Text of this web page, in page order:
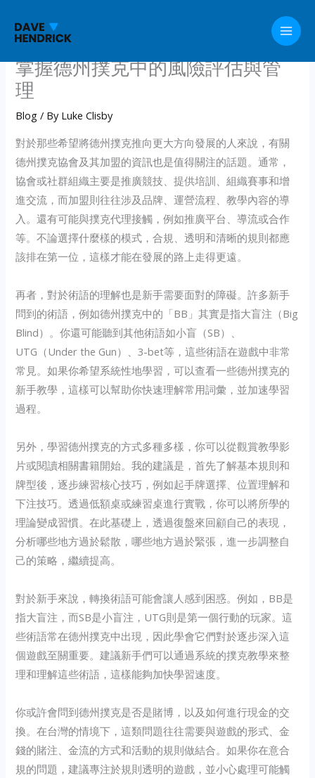
content
掌握德州撲克中的風險評估與管
理
Blog / By Luke Clisby
對於那些希望將德州撲克推向更大方向發展的人來說，有關
德州撲克協會及其加盟的資訊也是值得關注的話題。通常，
協會或社群組織主要是推廣競技、提供培訓、組織賽事和增
進交流，而加盟則往往涉及品牌、運營流程、教學內容的導
入。還有可能與撲克代理接觸，例如推廣平台、導流或合作
等。不論選擇什麼樣的模式，合規、透明和清晰的規則都應
該排在第一位，這樣才能在發展的路上走得更遠。
再者，對於術語的理解也是新手需要面對的障礙。許多新手
問到的術語，例如德州撲克中的「BB」其實是指大盲注（Big
Blind）。你還可能聽到其他術語如小盲（SB）、
UTG（Under the Gun）、3-bet等，這些術語在遊戲中非常
常見。如果你希望系統性地學習，可以查看一些德州撲克的
新手教學，這樣可以幫助你快速理解常用詞彙，並加速學習
過程。
另外，學習德州撲克的方式多種多樣，你可以從觀賞教學影
片或閱讀相關書籍開始。我的建議是，首先了解基本規則和
牌型後，逐步練習核心技巧，例如起手牌選擇、位置理解和
下注技巧。透過低額桌或練習桌進行實戰，你可以將所學的
理論變成習慣。在此基礎上，透過復盤來回顧自己的表現，
分析哪些地方過於鬆散，哪些地方過於緊張，進一步調整自
己的策略，繼續提高。
對於新手來說，轉換術語可能會讓人感到困惑。例如，BB是
指大盲注，而SB是小盲注，UTG則是第一個行動的玩家。這
些術語常在德州撲克中出現，因此學會它們對於逐步深入這
個遊戲至關重要。建議新手們可以通過系統的撲克教學來整
理和理解這些術語，這樣能夠加快學習速度。
你或許會問到德州撲克是否是賭博，以及如何進行現金的交
換。在台灣的情境下，這類問題往往需要與遊戲的形式、金
錢的賭注、金流的方式和活動的規則做結合。如果你在意合
規的問題，建議專注於規則透明的遊戲，並小心處理可能觸